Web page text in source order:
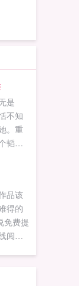
是
不知
。重
韬武
品该
得的
免费提
阅